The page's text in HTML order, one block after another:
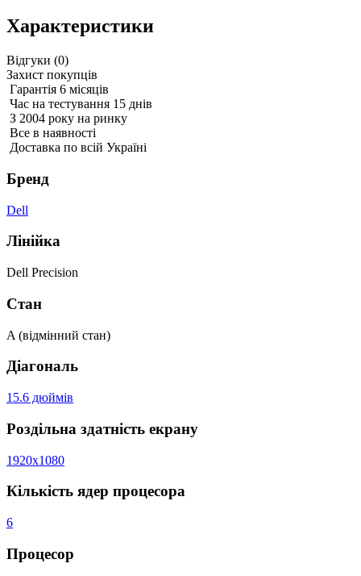
Характеристики
Відгуки (0)
Захист покупців
Гарантія 6 місяців
Час на тестування 15 днів
З 2004 року на ринку
Все в наявності
Доставка по всій Україні
Бренд
Dell
Лінійка
Dell Precision
Стан
A (відмінний стан)
Діагональ
15.6 дюймів
Роздільна здатність екрану
1920x1080
Кількість ядер процесора
6
Процесор